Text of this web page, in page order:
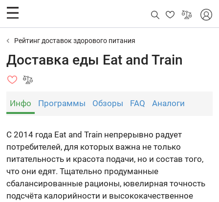
Рейтинг доставок здорового питания
Доставка еды Eat and Train
Инфо Программы Обзоры FAQ Аналоги
С 2014 года Eat and Train непрерывно радует
потребителей, для которых важна не только
питательность и красота подачи, но и состав того,
что они едят. Тщательно продуманные
сбалансированные рационы, ювелирная точность
подсчёта калорийности и высококачественное